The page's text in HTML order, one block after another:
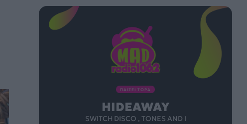
ΠΑΙΖΕΙ ΤΩΡΑ
HIDEAWAY
SWITCH DISCO , TONES AND I